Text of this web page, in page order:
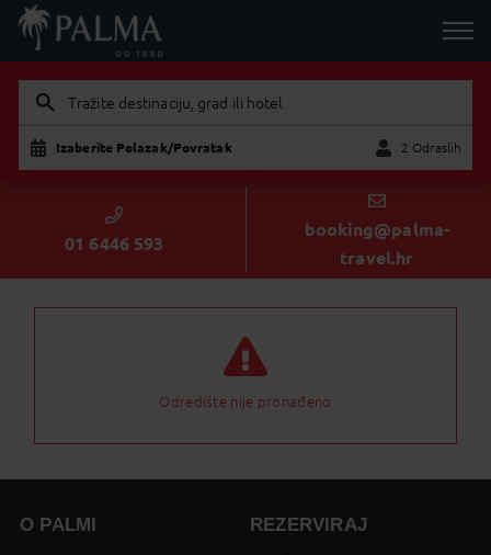
Tražite destinaciju, grad ili hotel
Izaberite Polazak/Povratak 2 Odraslih
01 6446 593
booking@palma-
travel.hr
Odredište nije pronađeno
O PALMI REZERVIRAJ